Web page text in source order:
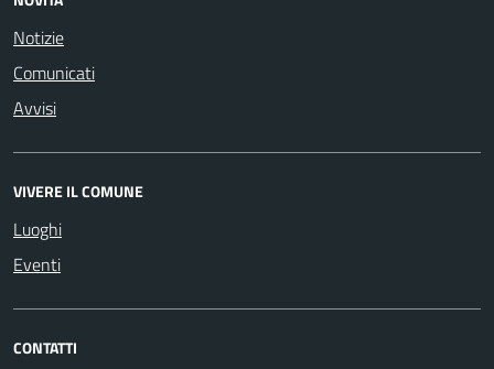
Notizie
Comunicati
Avvisi
VIVERE IL COMUNE
Luoghi
Eventi
CONTATTI